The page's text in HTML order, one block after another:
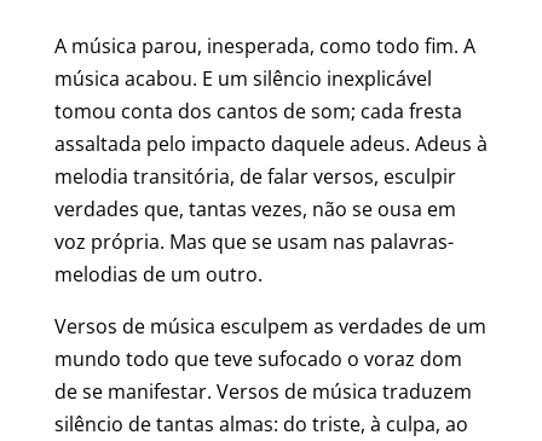
A música parou, inesperada, como todo fim. A
música acabou. E um silêncio inexplicável
tomou conta dos cantos de som; cada fresta
assaltada pelo impacto daquele adeus. Adeus à
melodia transitória, de falar versos, esculpir
verdades que, tantas vezes, não se ousa em
voz própria. Mas que se usam nas palavras-
melodias de um outro.
Versos de música esculpem as verdades de um
mundo todo que teve sufocado o voraz dom
de se manifestar. Versos de música traduzem
silêncio de tantas almas: do triste, à culpa, ao